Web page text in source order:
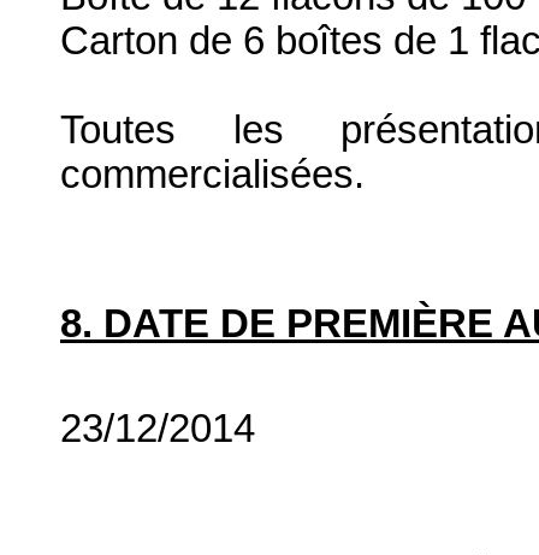
Carton de 6 boîtes de 1
Toutes les
commercialisées.
8. DATE DE PREMIÈRE
23/12/2014